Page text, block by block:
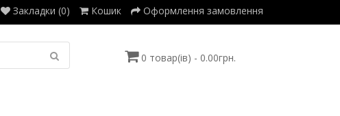
Закладки (0) Кошик Оформлення замовлення
0 товар(ів) - 0.00грн.